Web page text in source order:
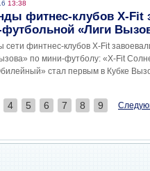
13:38
фитнес-клубов Х-Fit
«Лиги
сети финтнес-клубов Х-Fit
по мини-футболу: «Х-Fit
стал первым в Кубке
4 5 6 7 8 9